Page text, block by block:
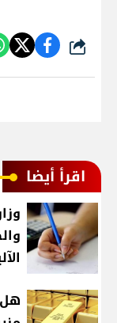
شارك
اقرأ أيضا
هل